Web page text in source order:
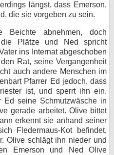
längst, dass Emerson,
die sie vorgeben zu sein.
abnehmen, doch
Plätze und Ned spricht
ins Internat abgeschoben
Rat, seine Vergangenheit
auch andere Menschen im
Pfarrer Ed jedoch, dass
ist, und sperrt ihn ein.
Ed seine Schmutzwäsche in
gerade arbeitet. Olive bittet
erkennt sie anhand seiner
Fledermaus-Kot befindet,
Olive schlägt ihn nieder und
Emerson und Ned Olive